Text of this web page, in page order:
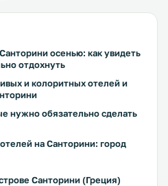
осенью: как увидеть
отдохнуть
и колоритных отелей и
нужно обязательно сделать
на Санторини: город
Санторини (Греция)